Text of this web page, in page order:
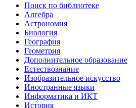
Поиск по библиотеке
Алгебра
Астрономия
Биология
География
Геометрия
Дополнительное образование
Естествознание
Изобразительное искусство
Иностранные языки
Информатика и ИКТ
История